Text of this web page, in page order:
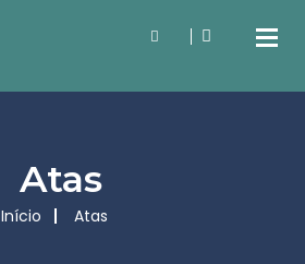
Atas
Início Atas